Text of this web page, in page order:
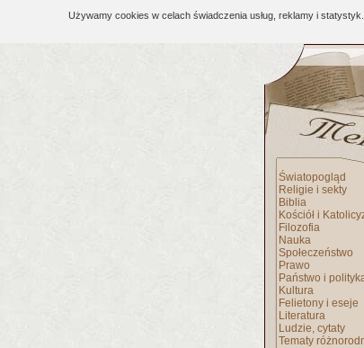
Używamy cookies w celach świadczenia usług, reklamy i
Światopogląd
Religie i sekty
Biblia
Kościół i
Filozofia
Nauka
Społeczeństwo
Prawo
Państwo i
Kultura
Felietony i eseje
Literatura
Ludzie, cytaty
Tematy